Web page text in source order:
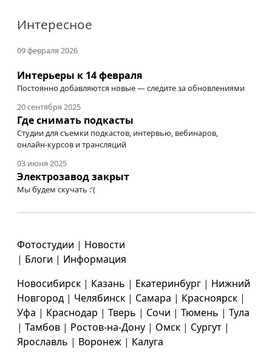
Интересное
09 февраля 2026
Интерьеры к 14 февраля
Постоянно добавляются новые — следите за обновлениями
20 сентября 2025
Где снимать подкасты
Студии для съемки подкастов, интервью, вебинаров,
онлайн-курсов и трансляций
03 июня 2025
Электрозавод закрыт
Мы будем скучать :'(
Фотостудии | Новости
| Блоги | Информация
Новосибирск | Казань | Екатеринбург | Нижний
Новгород | Челябинск | Самара | Красноярск |
Уфа | Краснодар | Тверь | Сочи | Тюмень | Тула
| Тамбов | Ростов-на-Дону | Омск | Сургут |
Ярославль | Воронеж | Калуга